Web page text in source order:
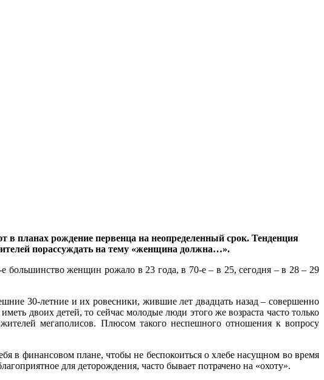
в планах рождение первенца на неопределенный срок. Тенденция
порассуждать на тему «женщина должна…».
большинство женщин рожало в 23 года, в 70-е – в 25, сегодня – в 28 – 29
30-летние и их ровесники, жившие лет двадцать назад – совершенно
двоих детей, то сейчас молодые люди этого же возраста часто только
мегаполисов. Плюсом такого неспешного отношения к вопросу
в финансовом плане, чтобы не беспокоиться о хлебе насущном во время
для деторождения, часто бывает потрачено на «охоту».